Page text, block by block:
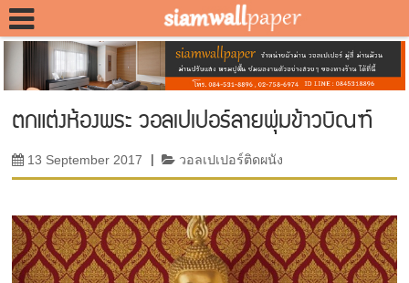
ตกแต่งห้องพระ วอลเปเปอร์ลายพุ่มข้าวบิณฑ์
13 September 2017 | วอลเปเปอร์ติดผนัง